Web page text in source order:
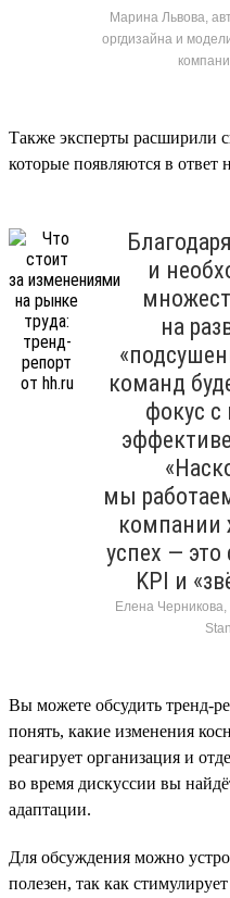
Марина Львова,
оргдизайна и
Также эксперты расширили
которые появляются в ответ
и
на
команд
фокус с
мы
компании
успех —
KPI и
Елена
Вы можете обсудить тренд-
понять, какие изменения
реагирует организация и
во время дискуссии вы
адаптации.
Для обсуждения можно
полезен, так как